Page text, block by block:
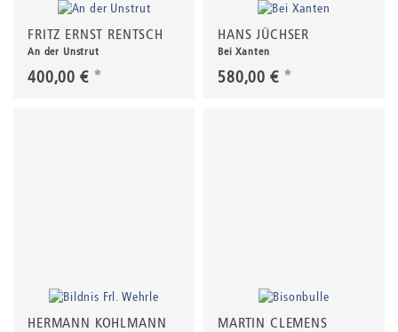
FRITZ ERNST RENTSCH
An der Unstrut
400,00 € *
HANS JÜCHSER
Bei Xanten
580,00 € *
HERMANN KOHLMANN MARTIN CLEMENS